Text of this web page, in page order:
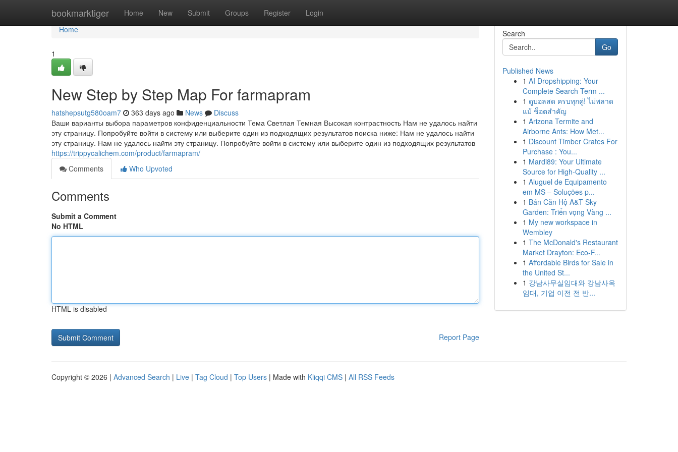
bookmarktiger Home New Submit Groups Register Login
Home
Home
1
New Step by Step Map For farmapram
hatshepsutg580oam7 363 days ago News
Discuss
Ваши варианты выбора параметров конфиденциальности Тема Светлая Темная Высокая контрастность Нам не удалось найти
эту страницу. Попробуйте войти в систему или выберите один из подходящих результатов поиска ниже: Нам не удалось найти
эту страницу. Нам не удалось найти эту страницу. Попробуйте войти в систему или выберите один из подходящих результатов
https://trippycalichem.com/product/farmapram/
Comments
Who Upvoted
Comments
Submit a Comment
No HTML
HTML is disabled
Report Page
Search
Go
Published News
1 AI Dropshipping: Your
Complete Search Term ...
1 ดูบอลสด ครบทุกคู่! ไม่พลาด
แม้ ช็อตสำคัญ
1 Arizona Termite and
Airborne Ants: How Met...
1 Discount Timber Crates For
Purchase : You...
1 Mardi89: Your Ultimate
Source for High-Quality ...
1 Aluguel de Equipamento
em MS – Soluções p...
1 Bán Căn Hộ A&T Sky
Garden: Triển vọng Vàng ...
1 My new workspace in
Wembley
1 The McDonald's Restaurant
Market Drayton: Eco-F...
1 Affordable Birds for Sale in
the United St...
1 강남사무실임대와 강남사옥
임대, 기업 이전 전 반...
Copyright © 2026 | Advanced Search | Live | Tag Cloud | Top Users | Made with Kliqqi CMS | All RSS Feeds